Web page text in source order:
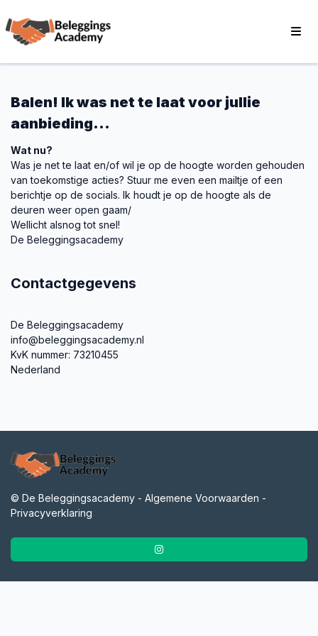
Balen! Ik was net te laat voor jullie
aanbieding...
Wat nu?
Was je net te laat en/of wil je op de hoogte worden gehouden
van toekomstige acties? Stuur me even een mailtje of een
berichtje op de socials. Ik houdt je op de hoogte als de
deuren weer open gaam/
Wellicht alsnog tot snel!
De Beleggingsacademy
Contactgegevens
De Beleggingsacademy
info@beleggingsacademy.nl
KvK nummer: 73210455
Nederland
© De Beleggingsacademy - Algemene Voorwaarden -
Privacyverklaring